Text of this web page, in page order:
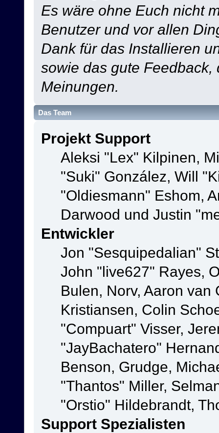
Es wäre ohne Euch nicht
Benutzer und vor allen
Dank für das Installieren
sowie das gute
Meinungen.
Das Team
Projekt Support
Aleksi "Lex" Kilpinen,
"Suki" González, Will
"Oldiesmann" Eshom,
Darwood und Justin
Entwickler
Jon "Sesquipedalian"
John "live627" Rayes,
Bulen, Norv, Aaron van
Kristiansen, Colin
"Compuart" Visser,
"JayBachatero"
Benson, Grudge,
"Thantos" Miller,
"Orstio" Hildebrandt,
Support Spezialisten